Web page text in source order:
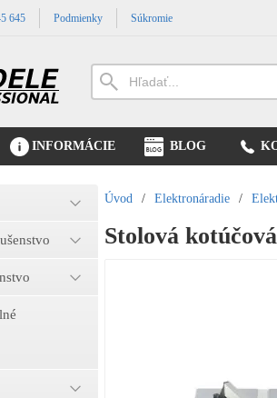
645 Podmienky Súkromie
INFORMÁCIE BLOG
Úvod / Elektronáradie /
Stolová